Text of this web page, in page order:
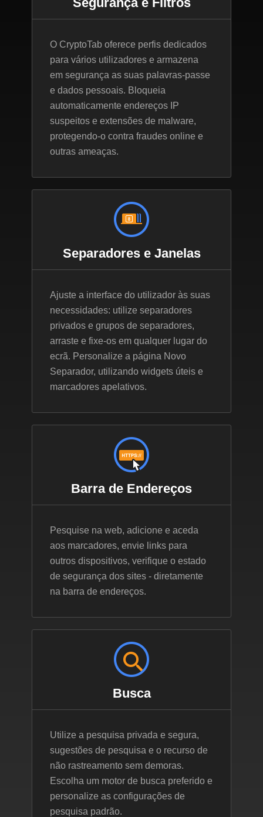
O CryptoTab oferece perfis dedicados
para vários utilizadores e armazena
em segurança as suas palavras-passe
e dados pessoais. Bloqueia
automaticamente endereços IP
suspeitos e extensões de malware,
protegendo-o contra fraudes online e
outras ameaças.
Separadores e Janelas
Ajuste a interface do utilizador às suas
necessidades: utilize separadores
privados e grupos de separadores,
arraste e fixe-os em qualquer lugar do
ecrã. Personalize a página Novo
Separador, utilizando widgets úteis e
marcadores apelativos.
Barra de Endereços
Pesquise na web, adicione e aceda
aos marcadores, envie links para
outros dispositivos, verifique o estado
de segurança dos sites - diretamente
na barra de endereços.
Busca
Utilize a pesquisa privada e segura,
sugestões de pesquisa e o recurso de
não rastreamento sem demoras.
Escolha um motor de busca preferido e
personalize as configurações de
pesquisa padrão.